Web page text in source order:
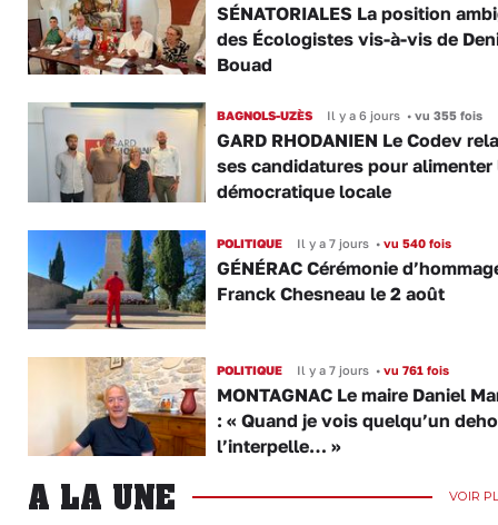
SÉNATORIALES La position
des Écologistes vis-à-vis de
Bouad
BAGNOLS-UZÈS Il y a 6 jours •vu 355 fois
GARD RHODANIEN Le Codev
ses candidatures pour alimenter
démocratique locale
POLITIQUE Il y a 7 jours •vu 540 fois
GÉNÉRAC Cérémonie
Franck Chesneau le 2 août
POLITIQUE Il y a 7 jours •vu 761 fois
MONTAGNAC Le maire Daniel
: « Quand je vois quelqu’un
l’interpelle… »
A LA UNE VOIR